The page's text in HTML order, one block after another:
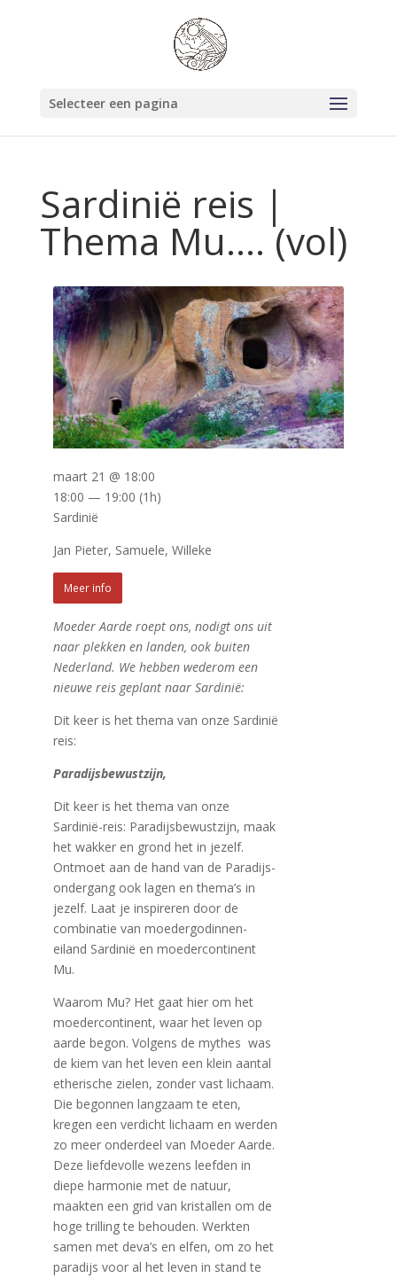
Selecteer een pagina
Sardinië reis |
Thema Mu…. (vol)
Moeder Aarde roept ons, nodigt ons uit
naar plekken en landen, ook buiten
Nederland. We hebben wederom een
nieuwe reis geplant naar Sardinië:
Dit keer is het thema van onze Sardinië
reis:
Paradijsbewustzijn,
Dit keer is het thema van onze
Sardinië-reis: Paradijsbewustzijn, maak
het wakker en grond het in jezelf.
Ontmoet aan de hand van de Paradijs-
ondergang ook lagen en thema’s in
jezelf. Laat je inspireren door de
combinatie van moedergodinnen-
eiland Sardinië en moedercontinent
Mu.
Waarom Mu? Het gaat hier om het
moedercontinent, waar het leven op
aarde begon. Volgens de mythes was
de kiem van het leven een klein aantal
etherische zielen, zonder vast lichaam.
Die begonnen langzaam te eten,
kregen een verdicht lichaam en werden
zo meer onderdeel van Moeder Aarde.
Deze liefdevolle wezens leefden in
diepe harmonie met de natuur,
maakten een grid van kristallen om de
hoge trilling te behouden. Werkten
samen met deva’s en elfen, om zo het
paradijs voor al het leven in stand te
maart 21 @ 18:00
18:00 — 19:00 (1h)
Sardinië
Jan Pieter, Samuele, Willeke
Meer info